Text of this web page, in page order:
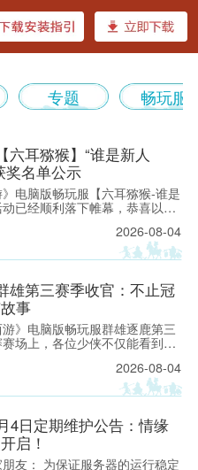
专题 畅玩服
六耳猕猴】“谁是新人
奖名单公示
》电脑版畅玩服【六耳猕猴-谁是
已经顺利落下帷幕，恭喜以下
2026-08-04
雄第三赛季收官：不止冠
事
》电脑版畅玩服群雄逐鹿第三
场上，各位少侠不仅能看到精
尖对决，赛场之外也同样看点满
就带各位少侠了解一下吧！
2026-08-04
4日定期维护公告：情缘
启！
友： 为保证服务器的运行稳定